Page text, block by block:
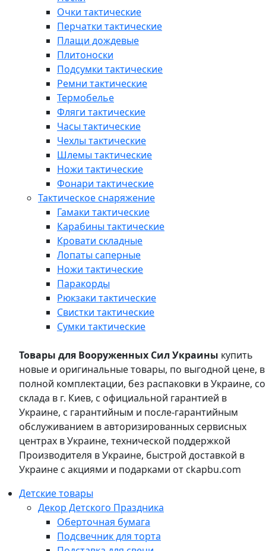
Очки тактические
Перчатки тактические
Плащи дождевые
Плитоноски
Подсумки тактические
Ремни тактические
Термобелье
Фляги тактические
Часы тактические
Чехлы тактические
Шлемы тактические
Ножи тактические
Фонари тактические
Тактическое снаряжение
Гамаки тактические
Карабины тактические
Кровати складные
Лопаты саперные
Ножи тактические
Паракорды
Рюкзаки тактические
Свистки тактические
Сумки тактические
Товары для Вооруженных Сил Украины купить
новые и оригинальные товары, по выгодной цене, в
полной комплектации, без распаковки в Украине, со
склада в г. Киев, с официальной гарантией в
Украине, с гарантийным и после-гарантийным
обслуживанием в авторизированных сервисных
центрах в Украине, технической поддержкой
Производителя в Украине, быстрой доставкой в
Украине с акциями и подарками от ckapbu.com
Детские товары
Декор Детского Праздника
Оберточная бумага
Подсвечник для торта